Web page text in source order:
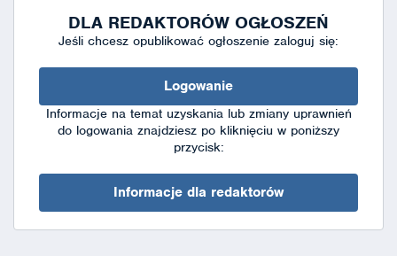
DLA REDAKTORÓW OGŁOSZEŃ
Jeśli chcesz opublikować ogłoszenie zaloguj się:
Logowanie
Informacje na temat uzyskania lub zmiany uprawnień
do logowania znajdziesz po kliknięciu w poniższy
przycisk:
Informacje dla redaktorów